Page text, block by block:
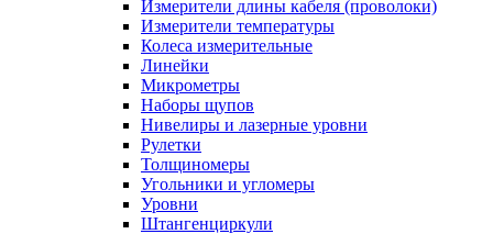
Измерители длины кабеля (проволоки)
Измерители температуры
Колеса измерительные
Линейки
Микрометры
Наборы щупов
Нивелиры и лазерные уровни
Рулетки
Толщиномеры
Угольники и угломеры
Уровни
Штангенциркули